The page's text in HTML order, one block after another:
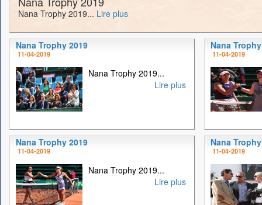
Nana Trophy 2019... Lire plus
Nana Trophy 2019
11-04-2019
Nana Trophy 2019...
Lire plus
Nana
11-04-2019
Nana Trophy 2019
11-04-2019
Nana Trophy 2019...
Lire plus
Nana
11-04-2019